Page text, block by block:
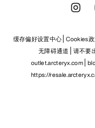
缓存偏好设置中心 Cookies
无障碍通道
请不要
outlet.arcteryx.com
https://